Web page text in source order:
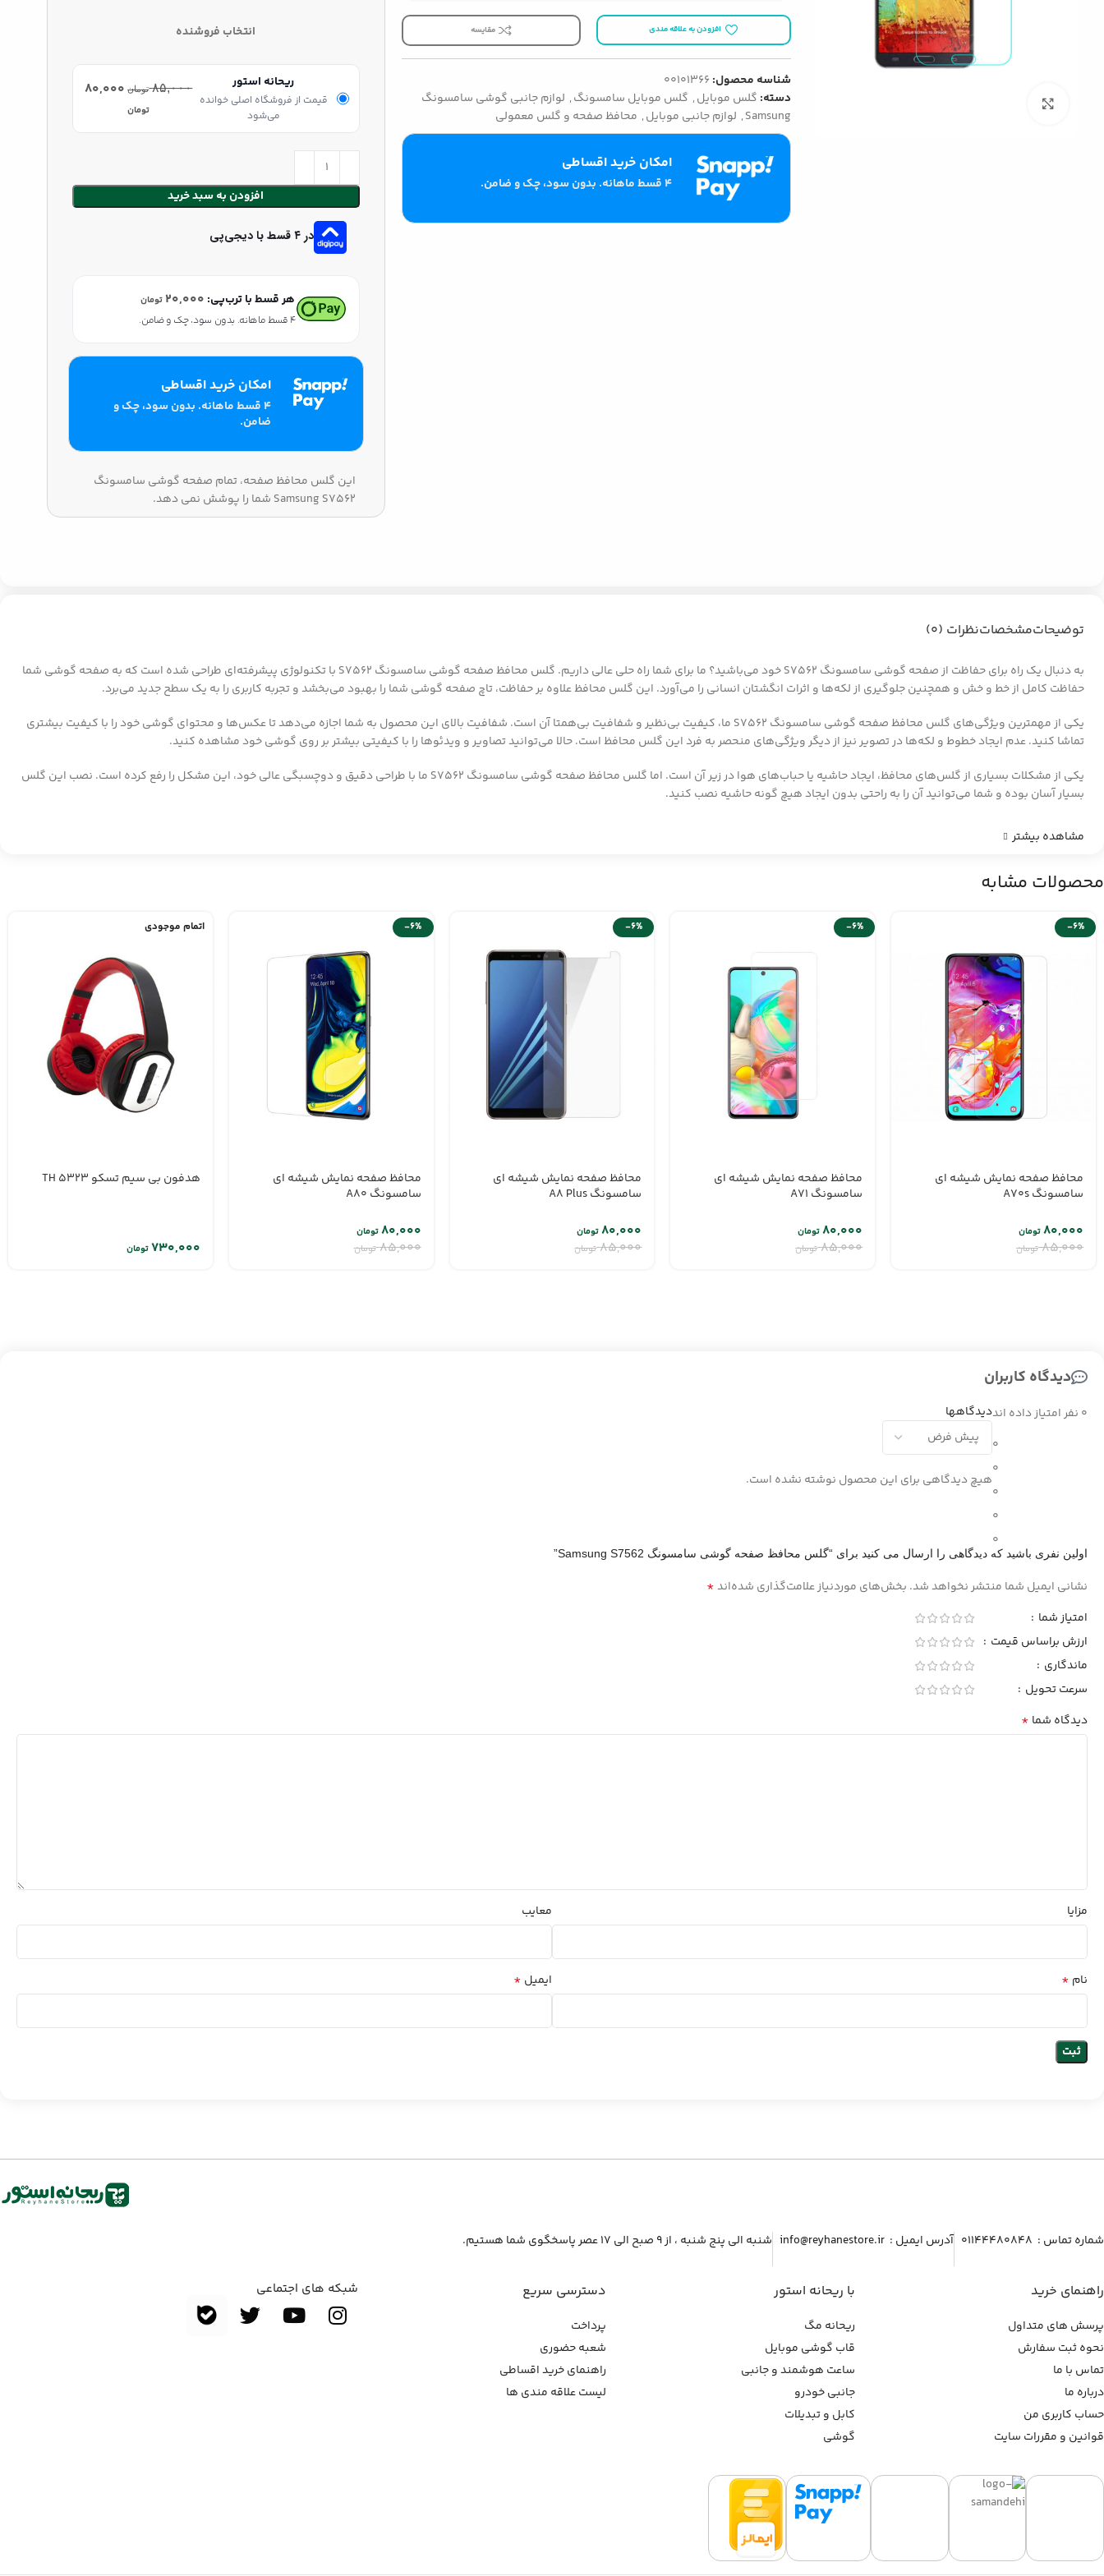
افزودن به علاقه مندی مقایسه
شناسه محصول: 00101366
دسته: گلس موبایل, گلس موبایل سامسونگ, لوازم جانبی گوشی سامسونگ
Samsung
, لوازم جانبی موبایل, محافظ صفحه و گلس معمولی
امکان خرید اقساطی
۴ قسط ماهانه. بدون سود، چک و ضامن.
انتخاب فروشنده
ریحانه استور
قیمت از فروشگاه اصلی خوانده
می‌شود
۸۵,۰۰۰ تومان ۸۰,۰۰۰
تومان
افزودن به سبد خرید
در ۴ قسط با دیجی‌پی
هر قسط با ترب‌پی: ۲۰,۰۰۰ تومان
۴ قسط ماهانه. بدون سود، چک و ضامن.
امکان خرید اقساطی
۴ قسط ماهانه. بدون سود، چک و
ضامن.
این گلس محافظ صفحه، تمام صفحه گوشی سامسونگ
Samsung S7562 شما را پوشش نمی دهد.
توضیحاتمشخصاتنظرات (0)
به دنبال یک راه برای حفاظت از صفحه گوشی سامسونگ S7562 خود می‌باشید؟ ما برای شما راه حلی عالی داریم. گلس محافظ صفحه گوشی سامسونگ S7562 با تکنولوژی پیشرفته‌ای طراحی شده است که به صفحه گوشی شما
حفاظت کامل از خط و خش و همچنین جلوگیری از لکه‌ها و اثرات انگشتان انسانی را می‌آورد. این گلس محافظ علاوه بر حفاظت، تاچ صفحه گوشی شما را بهبود می‌بخشد و تجربه کاربری را به یک سطح جدید می‌برد.
یکی از مهمترین ویژگی‌های گلس محافظ صفحه گوشی سامسونگ S7562 ما، کیفیت بی‌نظیر و شفافیت بی‌همتا آن است. شفافیت بالای این محصول به شما اجازه می‌دهد تا عکس‌ها و محتوای گوشی خود را با کیفیت بیشتری
تماشا کنید. عدم ایجاد خطوط و لکه‌ها در تصویر نیز از دیگر ویژگی‌های منحصر به فرد این گلس محافظ است. حالا می‌توانید تصاویر و ویدئوها را با کیفیتی بیشتر بر روی گوشی خود مشاهده کنید.
یکی از مشکلات بسیاری از گلس‌های محافظ، ایجاد حاشیه یا حباب‌های هوا در زیر آن است. اما گلس محافظ صفحه گوشی سامسونگ S7562 ما با طراحی دقیق و دوچسبگی عالی خود، این مشکل را رفع کرده است. نصب این گلس
بسیار آسان بوده و شما می‌توانید آن را به راحتی بدون ایجاد هیچ گونه حاشیه نصب کنید.
مشاهده بیشتر
محصولات مشابه
-6%
محافظ صفحه نمایش شیشه ای
سامسونگ A70s
۸۵,۰۰۰ تومان
۸۰,۰۰۰تومان
-6%
محافظ صفحه نمایش شیشه ای
سامسونگ A71
۸۵,۰۰۰ تومان
۸۰,۰۰۰تومان
-6%
محافظ صفحه نمایش شیشه ای
سامسونگ A8 Plus
۸۵,۰۰۰ تومان
۸۰,۰۰۰ تومان
-6%
محافظ صفحه نمایش شیشه ای
سامسونگ A80
۸۵,۰۰۰ تومان
۸۰,۰۰۰تومان
اتمام موجودی
هدفون بی سیم تسکو TH 5323
تومان
دیدگاه کاربران
0 نفر امتیاز داده اند
0
0
0
0
0
دیدگاهها
هیچ دیدگاهی برای این محصول نوشته نشده است.
اولین نفری باشید که دیدگاهی را ارسال می کنید برای “گلس محافظ صفحه گوشی سامسونگ Samsung S7562”
نشانی ایمیل شما منتشر نخواهد شد. بخش‌های موردنیاز علامت‌گذاری شده‌اند*
امتیاز شما
ارزش براساس قیمت
ماندگاری
سرعت تحویل
دیدگاه شما *
مزایا معایب
نام * ایمیل *
شماره تماس :‌ ۰۱۱۴۴۴۸۰۸۴۸ آدرس ایمیل :‌ info@reyhanestore.ir شنبه الی پنج شنبه ، از ۹ صبح الی ۱۷ عصر پاسخگوی شما هستیم.
راهنمای خرید
پرسش های متداول
نحوه ثبت سفارش
تماس با ما
درباره ما
حساب کاربری من
قوانین و مقررات سایت
با ریحانه استور
ریحانه مگ
قاب گوشی موبایل
ساعت هوشمند و جانبی
جانبی خودرو
کابل و تبدیلات
گوشی
دسترسی سریع
پرداخت
شعبه حضوری
راهنمای خرید اقساطی
لیست علاقه مندی ها
شبکه های اجتماعی